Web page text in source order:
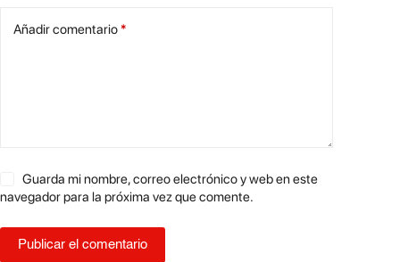
Añadir comentario*
Guarda mi nombre, correo electrónico y web en este
navegador para la próxima vez que comente.
Publicar el comentario